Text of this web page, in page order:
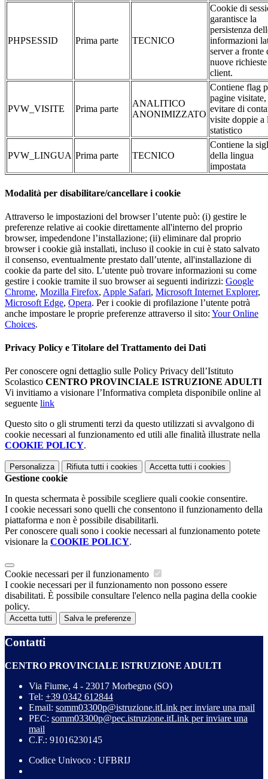
PHPSESSID Prima parte TECNICO
Cookie di
garantisce la
persistenza
informazioni
server a fronte
nuove
client.
PVW_VISITE Prima parte
ANALITICO
ANONIMIZZATO
Contiene flag
pagine visitate,
evitare di
visite doppie a
statistico
PVW_LINGUA Prima parte TECNICO
Contiene la
della lingua
impostata
Modalità per disabilitare/cancellare i cookie
Attraverso le impostazioni del browser l’utente può: (i) gestire le
preferenze relative ai cookie direttamente all'interno del proprio
browser, impedendone l’installazione; (ii) eliminare dal proprio
browser i cookie già installati, incluso il cookie in cui è stato salvato
il consenso, eventualmente prestato dall’utente, all'installazione di
cookie da parte del sito. L’utente può trovare informazioni su come
gestire i cookie tramite il suo browser ai seguenti indirizzi: Google
Chrome, Mozilla Firefox, Apple Safari, Microsoft Internet Explorer,
Microsoft Edge, Opera. Per i cookie di profilazione l’utente potrà
anche impostare le proprie preferenze attraverso il sito: Your Online
Choices.
Privacy Policy e Titolare del Trattamento dei Dati
Per conoscere ogni dettaglio sulle Policy Privacy dell’Istituto
Scolastico CENTRO PROVINCIALE ISTRUZIONE ADULTI
Vi invitiamo a visionare l’Informativa completa disponibile online al
seguente link
Questo sito o gli strumenti terzi da questo utilizzati si avvalgono di
cookie necessari al funzionamento ed utili alle finalità illustrate nella
COOKIE POLICY.
Personalizza Rifiuta tutti i cookies Accetta tutti i cookies
Gestione cookie
In questa schermata è possibile scegliere quali cookie consentire.
I cookie necessari sono quelli che consentono il funzionamento della
piattaforma e non è possibile disabilitarli.
Per conoscere quali sono i cookie necessari al funzionamento potete
visionare la COOKIE POLICY.
Cookie necessari per il funzionamento
I cookie necessari per il funzionamento non possono essere
disabilitati. È possibile consultare l'elenco nella pagina della cookie
policy.
Accetta tutti Salva le preferenze
Contatti
CENTRO PROVINCIALE ISTRUZIONE ADULTI
Via Fiume, 4 - 23017 Morbegno (SO)
Tel: +39 0342 612844
Email: somm03300p@istruzione.itLink per inviare una mail
PEC: somm03300p@pec.istruzione.itLink per inviare una
mail
C.F.: 91016230145
Codice Univoco : UFBRIJ